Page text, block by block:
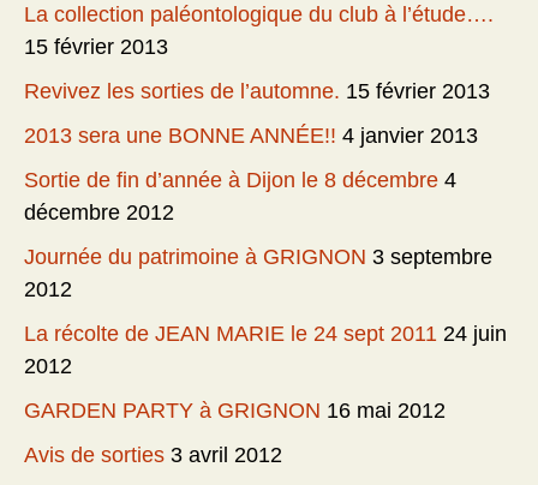
La collection paléontologique du club à l’étude….
15 février 2013
Revivez les sorties de l’automne. 15 février 2013
2013 sera une BONNE ANNÉE!! 4 janvier 2013
Sortie de fin d’année à Dijon le 8 décembre 4
décembre 2012
Journée du patrimoine à GRIGNON 3 septembre
2012
La récolte de JEAN MARIE le 24 sept 2011 24 juin
2012
GARDEN PARTY à GRIGNON 16 mai 2012
Avis de sorties 3 avril 2012